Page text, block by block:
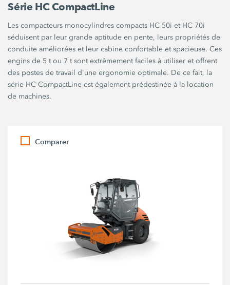
Série HC CompactLine
Les compacteurs monocylindres compacts HC 50i et HC 70i
séduisent par leur grande aptitude en pente, leurs propriétés de
conduite améliorées et leur cabine confortable et spacieuse. Ces
engins de 5 t ou 7 t sont extrêmement faciles à utiliser et offrent
des postes de travail d'une ergonomie optimale. De ce fait, la
série HC CompactLine est également prédestinée à la location
de machines.
Comparer